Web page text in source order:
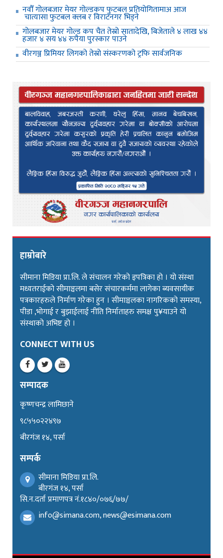
नवौँ गोलबजार मेयर गोल्डकप फुटबल प्रतियोगितामाअ आज
चात्यासा फुटबल क्लब र विराटनगर भिड्ने
गोलबजार मेयर गोल्ड कप चैत तेस्रो सातादेखि, बिजेताले ४ लाख ४४
हजार ४ सय ४४ रुपैया पुरस्कार पाउने
वीरगञ्ज प्रिमियर लिगको तेस्रो संस्करणको ट्रफि सार्वजनिक
हाम्रोबारे
सीमाना मिडिया प्रा.लि. ले संचालन गरेको इपत्रिका हो । यो संस्था
मध्यतराईको सीमाञ्चलमा बसेर संचारकर्ममा लागेका ब्यवसायीक
पत्रकारहरुले निर्माण गरेका हुन । सीमाञ्चलका नागरिकको समस्या,
पीडा ,भोगाई र बुझाईलाई नीति निर्माताहरु समक्ष पु¥याउने यो
संस्थाको अभिष्ट हो ।
CONNECT WITH US
सम्पादक
कृष्णचन्द्र लामिछाने
९८५५०२२४९७
बीरगंज १४, पर्सा
सम्पर्क
सीमाना मिडिया प्रा.लि.
बीरगंज १४, पर्सा
सि.न.दर्ता प्रमाणपत्र नं.१८४०/०७६/७७/
info@simana.com, news@esimana.com